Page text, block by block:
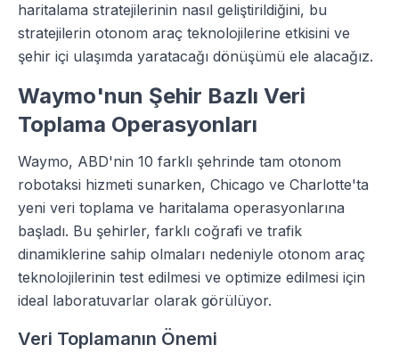
haritalama stratejilerinin nasıl geliştirildiğini, bu
stratejilerin otonom araç teknolojilerine etkisini ve
şehir içi ulaşımda yaratacağı dönüşümü ele alacağız.
Waymo'nun Şehir Bazlı Veri
Toplama Operasyonları
Waymo, ABD'nin 10 farklı şehrinde tam otonom
robotaksi hizmeti sunarken, Chicago ve Charlotte'ta
yeni veri toplama ve haritalama operasyonlarına
başladı. Bu şehirler, farklı coğrafi ve trafik
dinamiklerine sahip olmaları nedeniyle otonom araç
teknolojilerinin test edilmesi ve optimize edilmesi için
ideal laboratuvarlar olarak görülüyor.
Veri Toplamanın Önemi